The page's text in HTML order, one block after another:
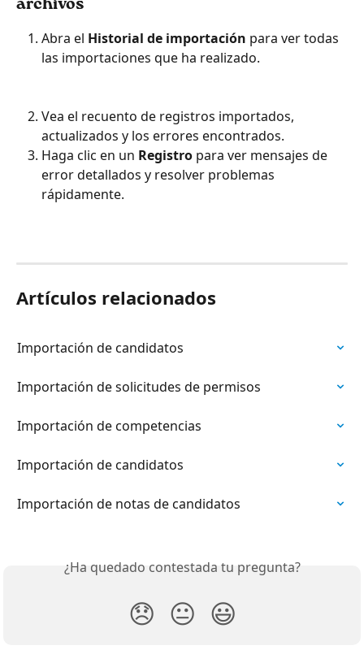
archivos
Abra el Historial de importación para ver todas
las importaciones que ha realizado.
Vea el recuento de registros importados,
actualizados y los errores encontrados.
Haga clic en un Registro para ver mensajes de
error detallados y resolver problemas
rápidamente.
Artículos relacionados
Importación de candidatos
Importación de solicitudes de permisos
Importación de competencias
Importación de candidatos
Importación de notas de candidatos
¿Ha quedado contestada tu pregunta?
😞 😐 😃